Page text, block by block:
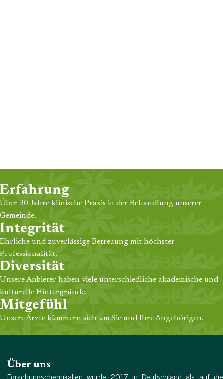
Erfahrung
Über 30 Jahre klinische Praxis in der Behandlung unserer
Gemeinde.
Integrität
Ehrliche und zuverlässige Betreuung mit höchster
Professionalität.
Diversität
Unsere Anbieter haben viele unterschiedliche akademische und
kulturelle Hintergründe.
Mitgefühl
Unsere Ärzte kümmern sich um Sie und Ihre Angehörigen.
Über uns
Forschungschemikalien wurde 2017 in Deutschland als auf die